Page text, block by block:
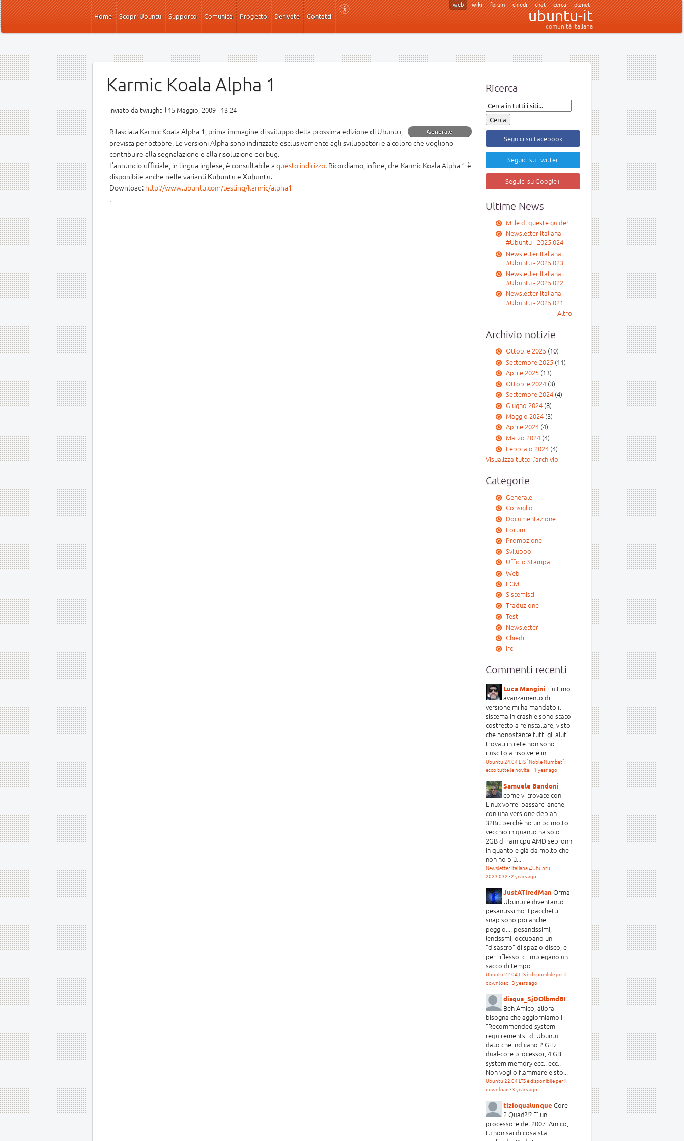
Salta al contenuto principale
Home
Scopri Ubuntu Supporto Comunità Progetto Derivate Contatti
web wiki forum chiedi chat cerca planet
ubuntu-it
comunità italiana
Ricerca
Seguici su Facebook
Seguici su Twitter
Seguici su Google+
Ultime News
Mille di queste guide!
Newsletter Italiana
#Ubuntu - 2025.024
Newsletter Italiana
#Ubuntu - 2025.023
Newsletter Italiana
#Ubuntu - 2025.022
Newsletter Italiana
#Ubuntu - 2025.021
Altro
Archivio notizie
Ottobre 2025(10)
Settembre 2025(11)
Aprile 2025(13)
Ottobre 2024(3)
Settembre 2024(4)
Giugno 2024(8)
Maggio 2024(3)
Aprile 2024(4)
Marzo 2024(4)
Febbraio 2024(4)
Visualizza tutto l'archivio
Categorie
Generale
Consiglio
Documentazione
Forum
Promozione
Sviluppo
Ufficio Stampa
Web
FCM
Sistemisti
Traduzione
Test
Newsletter
Chiedi
Irc
Commenti recenti
Luca Mangini L'ultimo
avanzamento di
versione mi ha mandato il
sistema in crash e sono stato
costretto a reinstallare, visto
che nonostante tutti gli aiuti
trovati in rete non sono
riuscito a risolvere in...
Ubuntu 24.04 LTS "Noble Numbat":
ecco tutte le novità! · 1 year ago
Samuele Bandoni
come vi trovate con
Linux vorrei passarci anche
con una versione debian
32Bit perchè ho un pc molto
vecchio in quanto ha solo
2GB di ram cpu AMD sepronh
in quanto e già da molto che
non ho più...
Newsletter Italiana #Ubuntu -
2023.032 ·2 years ago
JustATiredMan Ormai
Ubuntu è diventanto
pesantissimo. I pacchetti
snap sono poi anche
peggio.... pesantissimi,
lentissmi, occupano un
"disastro" di spazio disco, e
per riflesso, ci impiegano un
sacco di tempo...
Ubuntu 22.04 LTS è disponibile per il
download ·3 years ago
disqus_SjDOlbmdBI
Beh Amico, allora
bisogna che aggiorniamo i
"Recommended system
requirements" di Ubuntu
dato che indicano 2 GHz
dual-core processor, 4 GB
system memory ecc.. ecc..
Non voglio flammare e sto...
Ubuntu 22.04 LTS è disponibile per il
download ·3 years ago
tizioqualunque Core
2 Quad?!? E' un
processore del 2007. Amico,
tu non sai di cosa stai
Karmic Koala Alpha 1
Inviato da twilight il 15 Maggio, 2009 - 13:24
Generale
Rilasciata Karmic Koala Alpha 1, prima immagine di sviluppo della prossima edizione di Ubuntu,
prevista per ottobre. Le versioni Alpha sono indirizzate esclusivamente agli sviluppatori e a coloro che vogliono
contribuire alla segnalazione e alla risoluzione dei bug.
L'annuncio ufficiale, in lingua inglese, è consultabile a questo indirizzo. Ricordiamo, infine, che Karmic Koala Alpha 1 è
disponibile anche nelle varianti Kubuntu e Xubuntu.
Download: http://www.ubuntu.com/testing/karmic/alpha1
.